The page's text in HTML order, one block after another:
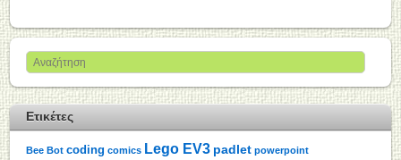
Ετικέτες
Bee Bot coding comics Lego EV3 padlet powerpoint